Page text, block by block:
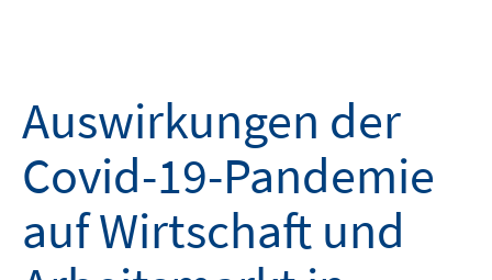
Auswirkungen der
Covid-19-Pandemie
auf Wirtschaft und